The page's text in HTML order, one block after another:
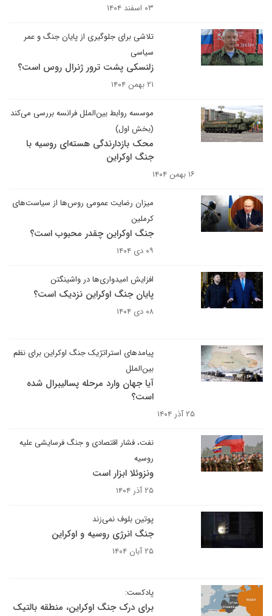
۰۳ اسفند ۱۴۰۴
تلاشی برای جلوگیری از پایان جنگ و عمر
سیاسی
زلنسکی پشت ترور ژنرال روس است؟
۲۱ بهمن ۱۴۰۴
موسسه روابط بین‌الملل فرانسه بررسی می‌کند
(بخش اول)
محک بازدارندگی هسته‌ای روسیه با
جنگ اوکراین
۱۶ بهمن ۱۴۰۴
میزان رضایت عمومی روس‌ها از سیاست‌های
کرملین
جنگ اوکراین چقدر محبوب است؟
۰۹ دی ۱۴۰۴
افزایش امیدواری‌ها در واشینگتن
پایان جنگ اوکراین نزدیک است؟
۰۸ دی ۱۴۰۴
پیامدهای استراتژیک جنگ اوکراین برای نظم
بین‌الملل
آیا جهان وارد مرحله پسالیبرال شده
است؟
۲۵ آذر ۱۴۰۴
نفت، فشار اقتصادی و جنگ فرسایشی علیه
روسیه
ونزوئلا ابزار است
۲۵ آذر ۱۴۰۴
پوتین بلوف نمی‌زند
جنگ انرژی روسیه و اوکراین
۲۵ آبان ۱۴۰۴
پادکست:
برای درک جنگ اوکراین، منطقه بالتیک